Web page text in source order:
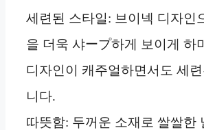
세련된 스타일: 브이넥 디자인
을 더욱 샤ープ하게 보이게 하
디자인이 캐주얼하면서도 세
니다.
따뜻함: 두꺼운 소재로 쌀쌀한